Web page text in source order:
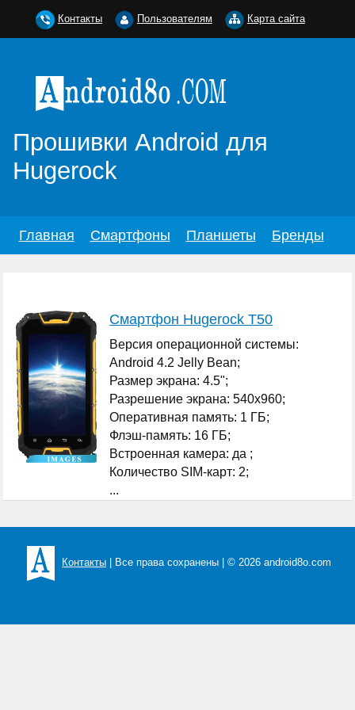
Прошивки Android для
Hugerock
Главная Смартфоны Планшеты Бренды
Смартфон Hugerock T50
Версия операционной системы:
Android 4.2 Jelly Bean;
Размер экрана: 4.5";
Разрешение экрана: 540x960;
Оперативная память: 1 ГБ;
Флэш-память: 16 ГБ;
Встроенная камера: да ;
Количество SIM-карт: 2;
...
Контакты Пользователям Карта сайта
Контакты | Все права сохранены | © 2026 android8o.com